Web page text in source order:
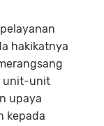
hakikatnya
unit-unit
upaya
kepada